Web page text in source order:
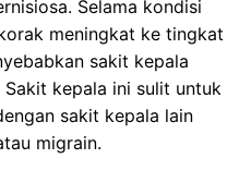
Selama kondisi
meningkat ke tingkat
sakit kepala
kepala ini sulit untuk
sakit kepala lain
migrain.